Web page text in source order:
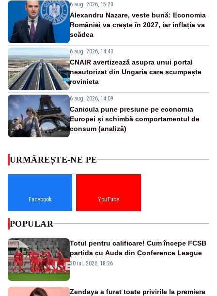
6 aug. 2026, 15:23
Alexandru Nazare, veste bună: Economia
României va crește în 2027, iar inflația va
scădea
6 aug. 2026, 14:43
CNAIR avertizează asupra unui portal
neautorizat din Ungaria care scumpește
rovinieta
6 aug. 2026, 14:09
Canicula pune presiune pe economia
Europei și schimbă comportamentul de
consum (analiză)
URMĂREȘTE-NE PE
Facebook YouTube
POPULAR
Totul pentru calificare! Cum începe FCSB
partida cu Auda din Conference League
30 iul. 2026, 18:26
Zendaya a furat toate privirile la premiera